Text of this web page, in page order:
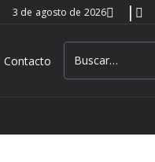
3 de agosto de 2026
Contacto